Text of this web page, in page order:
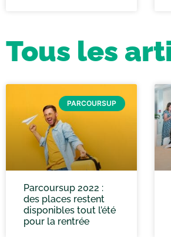
Tous les
PARCOURSUP
Parcoursup 2022 :
des places restent
disponibles tout l’été
pour la rentrée